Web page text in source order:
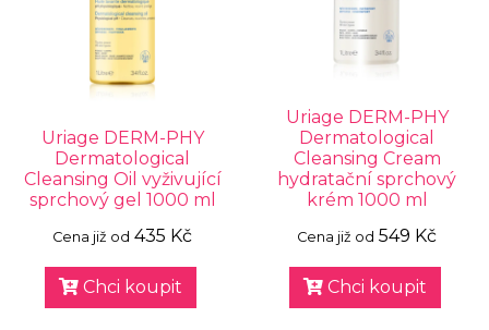
Uriage DERM-PHY
Dermatological
Cleansing Oil vyživující
sprchový gel 1000 ml
Cena již od 435 Kč
Chci koupit
Uriage DERM-PHY
Dermatological
Cleansing Cream
hydratační sprchový
krém 1000 ml
Cena již od 549 Kč
Chci koupit